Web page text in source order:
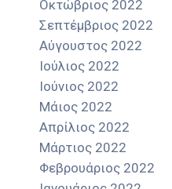
Οκτώβριος 2022
Σεπτέμβριος 2022
Αύγουστος 2022
Ιούλιος 2022
Ιούνιος 2022
Μάιος 2022
Απρίλιος 2022
Μάρτιος 2022
Φεβρουάριος 2022